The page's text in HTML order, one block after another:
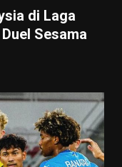
di Laga
Sesama